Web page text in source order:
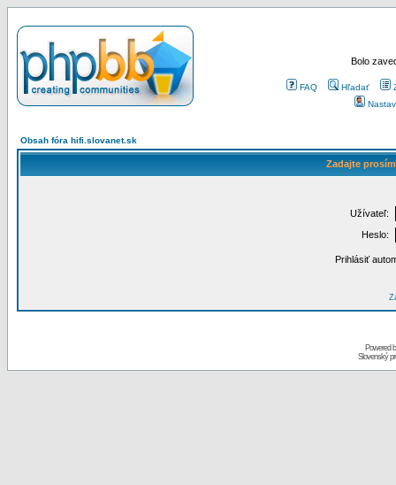
Bolo
FAQ Hľadať
Obsah fóra hifi.slovanet.sk
Zadajte
Užívateľ:
Heslo:
Prihlásiť
Powered
Slovenský